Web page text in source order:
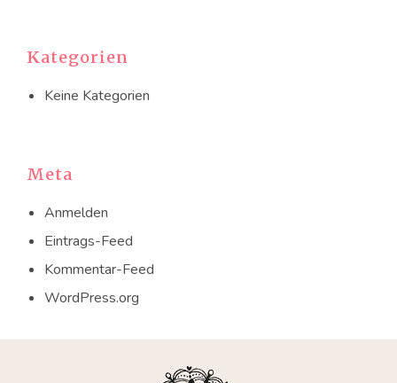
Kategorien
Keine Kategorien
Meta
Anmelden
Eintrags-Feed
Kommentar-Feed
WordPress.org